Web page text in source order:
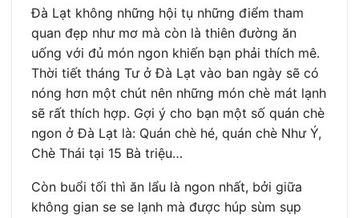
Đà Lạt không những hội tụ những điểm tham
quan đẹp như mơ mà còn là thiên đường ăn
uống với đủ món ngon khiến bạn phải thích mê.
Thời tiết tháng Tư ở Đà Lạt vào ban ngày sẽ có
nóng hơn một chút nên những món chè mát lạnh
sẽ rất thích hợp. Gợi ý cho bạn một số quán chè
ngon ở Đà Lạt là: Quán chè hé, quán chè Như Ý,
Chè Thái tại 15 Bà triệu…
Còn buổi tối thì ăn lẩu là ngon nhất, bởi giữa
không gian se se lạnh mà được húp sùm sụp